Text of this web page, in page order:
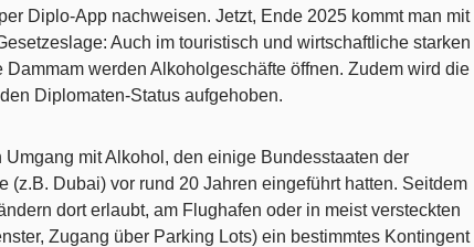
Diplo-App nachweisen. Jetzt, Ende 2025 kommt man mit
Auch im touristisch und wirtschaftliche starken
werden Alkoholgeschäfte öffnen. Zudem wird die
Diplomaten-Status aufgehoben.
Umgang mit Alkohol, den einige Bundesstaaten der
(z.B. Dubai) vor rund 20 Jahren eingeführt hatten. Seitdem
dort erlaubt, am Flughafen oder in meist versteckten
Zugang über Parking Lots) ein bestimmtes Kontingent